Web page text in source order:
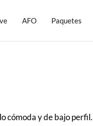
AFO Paquetes
cómoda y de bajo perfil.